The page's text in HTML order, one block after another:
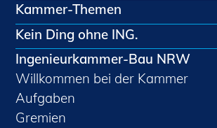
Kammer-Themen
Kein Ding ohne ING.
Ingenieurkammer-Bau NRW
Willkommen bei der Kammer
Aufgaben
Gremien